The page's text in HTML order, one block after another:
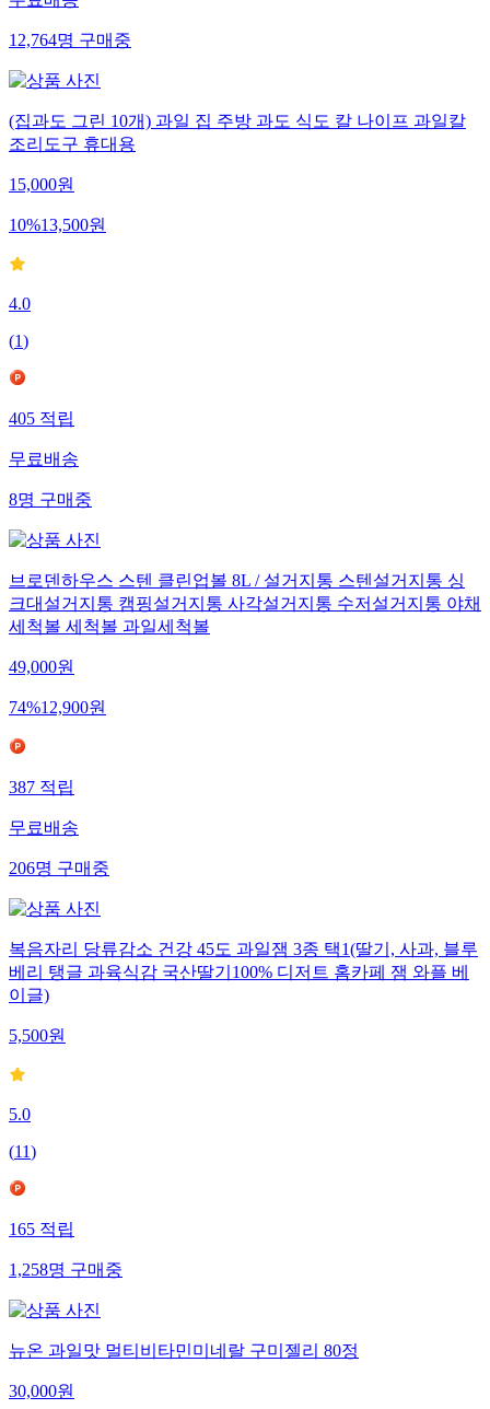
무료배송
12,764명구매중
(집과도 그린 10개) 과일 집 주방 과도 식도 칼 나이프 과일칼
조리도구 휴대용
15,000원
10%13,500원
4.0
(1)
405적립
무료배송
8명구매중
브로덴하우스 스텐 클린업볼 8L / 설거지통 스텐설거지통 싱
크대설거지통 캠핑설거지통 사각설거지통 수저설거지통 야채
세척볼 세척볼 과일세척볼
49,000원
74%12,900원
387적립
무료배송
206명구매중
복음자리 당류감소 건강 45도 과일잼 3종 택1(딸기, 사과, 블루
베리 탱글 과육식감 국산딸기100% 디저트 홈카페 잼 와플 베
이글)
5,500원
5.0
(11)
165적립
1,258명구매중
뉴온 과일맛 멀티비타민미네랄 구미젤리 80정
30,000원